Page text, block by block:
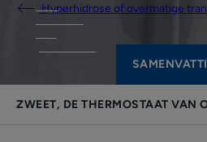
Hyperhidrose of overmatige
ZWEET, DE THERMOSTAAT VAN